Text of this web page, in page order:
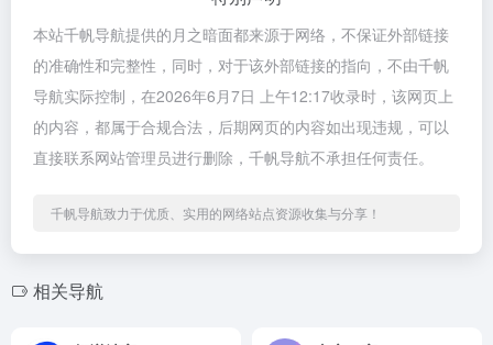
本站千帆导航提供的月之暗面都来源于网络，不保证外部链接
的准确性和完整性，同时，对于该外部链接的指向，不由千帆
导航实际控制，在2026年6月7日 上午12:17收录时，该网页上
的内容，都属于合规合法，后期网页的内容如出现违规，可以
直接联系网站管理员进行删除，千帆导航不承担任何责任。
千帆导航致力于优质、实用的网络站点资源收集与分享！
相关导航